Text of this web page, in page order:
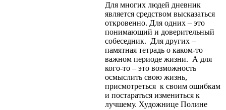
Для многих людей дневник
является средством высказаться
откровенно. Для одних – это
понимающий и доверительный
собеседник. Для других –
памятная тетрадь о каком-то
важном периоде жизни. А для
кого-то – это возможность
осмыслить свою жизнь,
присмотреться к своим ошибкам
и постараться измениться к
лучшему. Художнице Полине